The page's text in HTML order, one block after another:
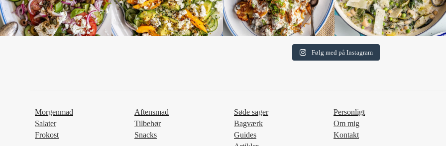
Følg med på Instagram
Morgenmad
Salater
Frokost
Aftensmad
Tilbehør
Snacks
Søde sager
Bagværk
Guides
Personligt
Om mig
Kontakt